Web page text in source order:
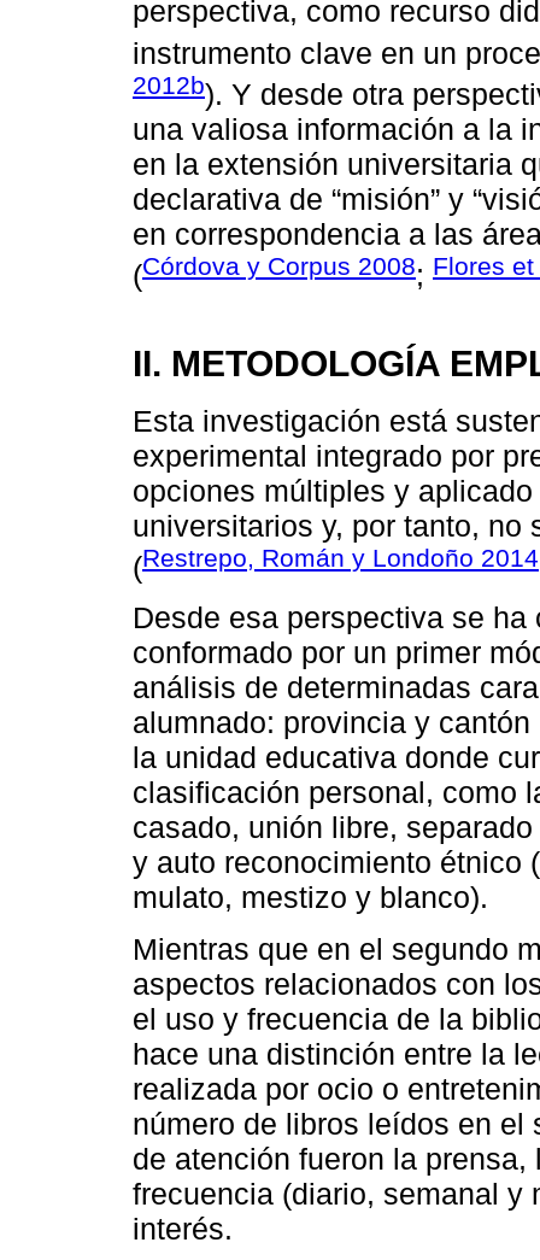
perspectiva, como recurso
instrumento clave en un
2012b). Y desde otra
una valiosa información a la
en la extensión universitaria
declarativa de “misión” y
en correspondencia a las
(Córdova y Corpus 2008; Flores
II. METODOLOGÍA
Esta investigación está
experimental integrado por
opciones múltiples y
universitarios y, por tanto, no
(Restrepo, Román y Londoño 2014
Desde esa perspectiva se
conformado por un primer
análisis de determinadas
alumnado: provincia y
la unidad educativa donde
clasificación personal, como
casado, unión libre,
y auto reconocimiento étnico
mulato, mestizo y blanco).
Mientras que en el segundo
aspectos relacionados con
el uso y frecuencia de la
hace una distinción entre la
realizada por ocio o
número de libros leídos en el
de atención fueron la
frecuencia (diario, semanal y
interés.